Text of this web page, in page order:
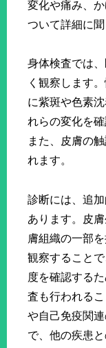
変化や痛み、
ついて詳細に聞
身体検査では
く観察します
に紫斑や色素
れらの変化を確
また、皮膚の
れます。
診断には、追
あります。皮
膚組織の一部
観察すること
度を確認する
査も行われる
や自己免疫関
で、他の疾患